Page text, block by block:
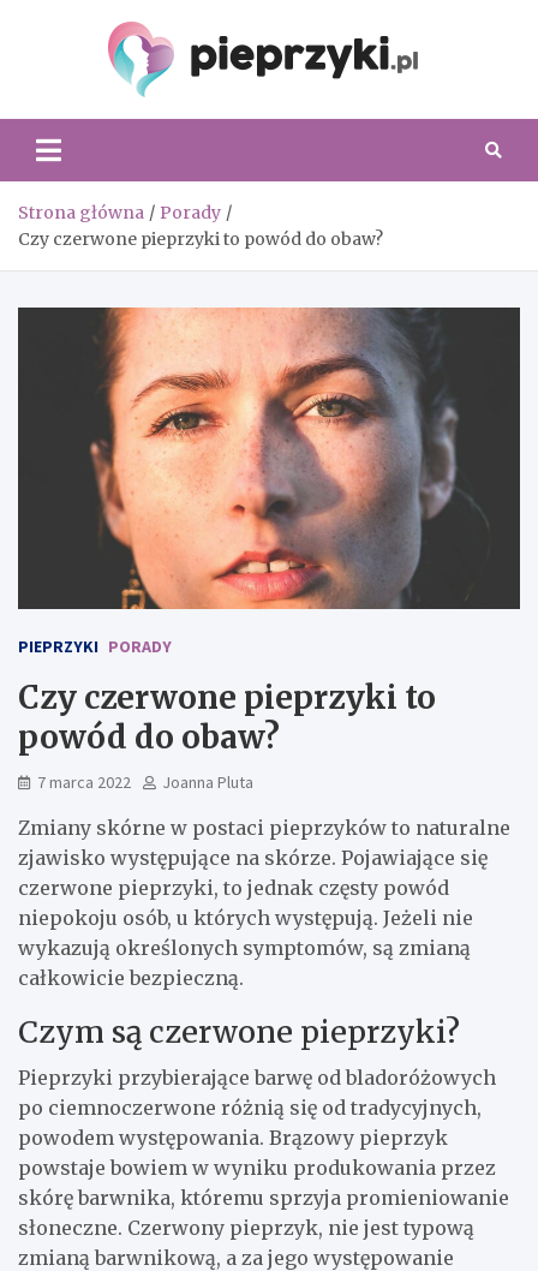
Strona główna
Porady
Czy czerwone pieprzyki to powód do obaw?
PIEPRZYKI PORADY
Czy czerwone pieprzyki to
powód do obaw?
7 marca 2022 Joanna Pluta
Zmiany skórne w postaci pieprzyków to naturalne
zjawisko występujące na skórze. Pojawiające się
czerwone pieprzyki, to jednak częsty powód
niepokoju osób, u których występują. Jeżeli nie
wykazują określonych symptomów, są zmianą
całkowicie bezpieczną.
Czym są czerwone pieprzyki?
Pieprzyki przybierające barwę od bladoróżowych
po ciemnoczerwone różnią się od tradycyjnych,
powodem występowania. Brązowy pieprzyk
powstaje bowiem w wyniku produkowania przez
skórę barwnika, któremu sprzyja promieniowanie
słoneczne. Czerwony pieprzyk, nie jest typową
zmianą barwnikową, a za jego występowanie